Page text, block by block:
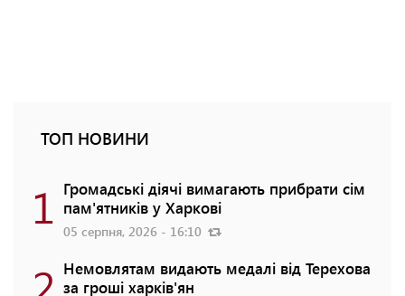
ТОП НОВИНИ
1 Громадські діячі вимагають прибрати сім
пам'ятників у Харкові
05 серпня, 2026 - 16:10
Немовлятам видають медалі від Терехова
за гроші харків'ян